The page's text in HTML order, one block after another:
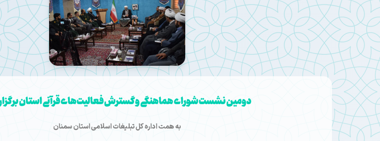
دومین نشست شورای هماهنگی و گسترش فعالیت‌های قرآنی استان
به همت اداره کل تبلیغات اسلامی استان سمنان